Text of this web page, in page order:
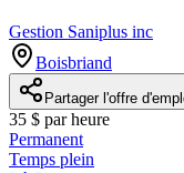
Gestion Saniplus inc
Boisbriand
Partager l'offre
35 $ par heure
Permanent
Temps plein